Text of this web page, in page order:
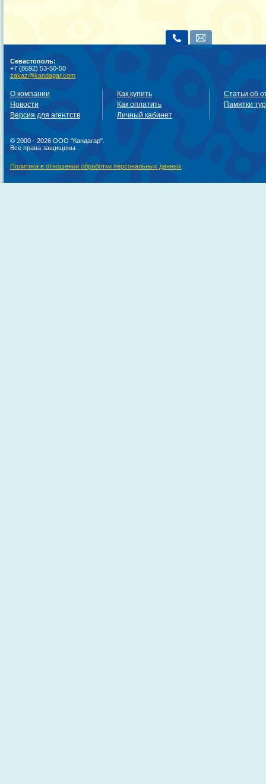
Севастополь:
+7 (8692) 53-50-50
zakaz@kandagar.com
О компании
Новости
Версия для агентств
Как купить
Как оплатить
Личный кабинет
Статьи об
Памятки
© 2000 - 2026 ООО "Кандагар".
Все права защищены.
Политика в отношении обработки персональных данных